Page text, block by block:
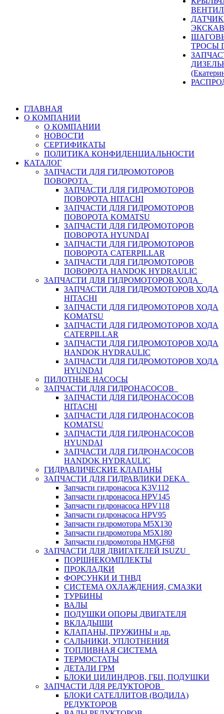
ТРОСЫ
ГЛАВНАЯ
О КОМПАНИИ
О КОМПАНИИ
НОВОСТИ
СЕРТИФИКАТЫ
ПОЛИТИКА КОНФИДЕНЦИАЛЬНОСТИ
КАТАЛОГ
ЗАПЧАСТИ ДЛЯ ГИДРОМОТОРОВ
ПОВОРОТА
ЗАПЧАСТИ ДЛЯ ГИДРОМОТОРОВ
ПОВОРОТА HITACHI
ЗАПЧАСТИ ДЛЯ ГИДРОМОТОРОВ
ПОВОРОТА KOMATSU
ЗАПЧАСТИ ДЛЯ ГИДРОМОТОРОВ
ПОВОРОТА HYUNDAI
ЗАПЧАСТИ ДЛЯ ГИДРОМОТОРОВ
ПОВОРОТА CATERPILLAR
ЗАПЧАСТИ ДЛЯ ГИДРОМОТОРОВ
ПОВОРОТА HANDOK HYDRAULIC
ЗАПЧАСТИ ДЛЯ ГИДРОМОТОРОВ ХОДА
ЗАПЧАСТИ ДЛЯ ГИДРОМОТОРОВ ХОДА
HITACHI
ЗАПЧАСТИ ДЛЯ ГИДРОМОТОРОВ ХОДА
KOMATSU
ЗАПЧАСТИ ДЛЯ ГИДРОМОТОРОВ ХОДА
CATERPILLAR
ЗАПЧАСТИ ДЛЯ ГИДРОМОТОРОВ ХОДА
HANDOK HYDRAULIC
ЗАПЧАСТИ ДЛЯ ГИДРОМОТОРОВ ХОДА
HYUNDAI
ПИЛОТНЫЕ НАСОСЫ
ЗАПЧАСТИ ДЛЯ ГИДРОНАСОСОВ
ЗАПЧАСТИ ДЛЯ ГИДРОНАСОСОВ
HITACHI
ЗАПЧАСТИ ДЛЯ ГИДРОНАСОСОВ
KOMATSU
ЗАПЧАСТИ ДЛЯ ГИДРОНАСОСОВ
HYUNDAI
ЗАПЧАСТИ ДЛЯ ГИДРОНАСОСОВ
HANDOK HYDRAULIC
ГИДРАВЛИЧЕСКИЕ КЛАПАНЫ
ЗАПЧАСТИ ДЛЯ ГИДРАВЛИКИ DEKA
Запчасти гидронасоса K3V112
Запчасти гидронасоса HPV145
Запчасти гидронасоса HPV118
Запчасти гидронасоса HPV95
Запчасти гидромотора M5X130
Запчасти гидромотора M5X180
Запчасти гидромотора HMGF68
ЗАПЧАСТИ ДЛЯ ДВИГАТЕЛЕЙ ISUZU
ПОРШНЕКОМПЛЕКТЫ
ПРОКЛАДКИ
ФОРСУНКИ И ТНВД
СИСТЕМА ОХЛАЖДЕНИЯ, СМАЗКИ
ТУРБИНЫ
ВАЛЫ
ПОДУШКИ ОПОРЫ ДВИГАТЕЛЯ
ВКЛАДЫШИ
КЛАПАНЫ, ПРУЖИНЫ и др.
САЛЬНИКИ, УПЛОТНЕНИЯ
ТОПЛИВНАЯ СИСТЕМА
ТЕРМОСТАТЫ
ДЕТАЛИ ГРМ
БЛОКИ ЦИЛИНДРОВ, ГБЦ, ПОДУШКИ
ЗАПЧАСТИ ДЛЯ РЕДУКТОРОВ
БЛОКИ САТЕЛЛИТОВ (ВОДИЛА)
РЕДУКТОРОВ